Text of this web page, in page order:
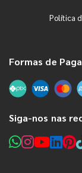
Política
Formas de
Siga-nos nas